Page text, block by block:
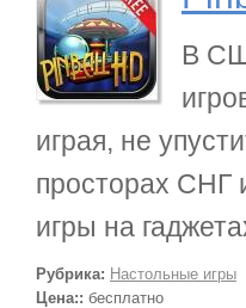
В
играя, не
просторах СНГ
игры на
Рубрика: Настольные игры
Цена:: бесплатно